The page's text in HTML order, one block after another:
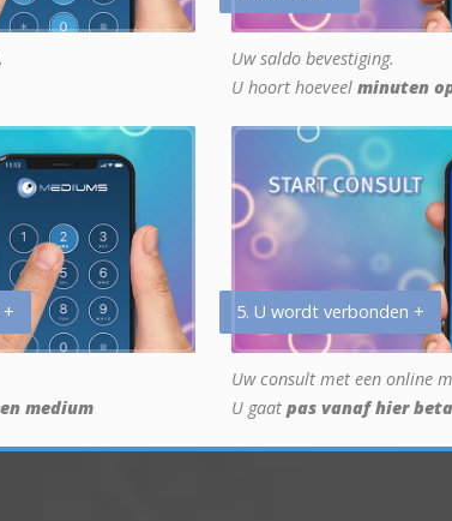
Uw saldo bevestiging.
U hoort hoeveel minuten
medium
5. U wordt verbonden +
Uw consult met een online
U gaat pas vanaf hier